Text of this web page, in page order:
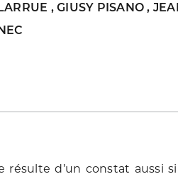
,GIUSY PISANO,
résulte d’un constat aussi